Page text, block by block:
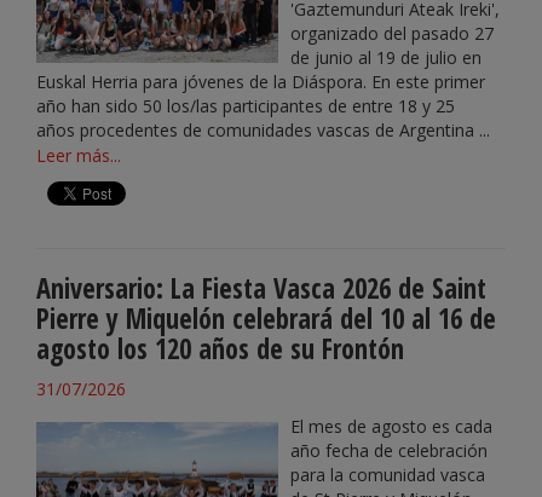
'Gaztemunduri Ateak Ireki',
organizado del pasado 27
de junio al 19 de julio en
Euskal Herria para jóvenes de la Diáspora. En este primer
año han sido 50 los/las participantes de entre 18 y 25
años procedentes de comunidades vascas de Argentina ...
Leer más...
Aniversario: La Fiesta Vasca 2026 de Saint
Pierre y Miquelón celebrará del 10 al 16 de
agosto los 120 años de su Frontón
31/07/2026
El mes de agosto es cada
año fecha de celebración
para la comunidad vasca